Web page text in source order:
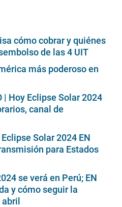
cómo cobrar y quiénes
de las 4 UIT
más poderoso en
| Hoy Eclipse Solar 2024
canal de
Solar 2024 EN
para Estados
se verá en Perú; EN
y cómo seguir la
abril